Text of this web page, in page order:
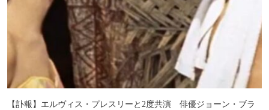
【訃報】エルヴィス・プレスリーと2度共演 俳優ジョーン・ブラ